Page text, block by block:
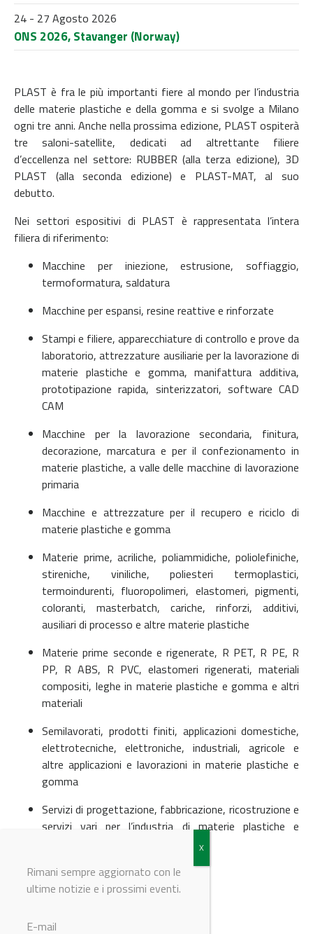
24 - 27 Agosto 2026
ONS 2026, Stavanger (Norway)
PLAST è fra le più importanti fiere al mondo per l’industria
delle materie plastiche e della gomma e si svolge a Milano
ogni tre anni. Anche nella prossima edizione, PLAST ospiterà
tre saloni-satellite, dedicati ad altrettante filiere
d’eccellenza nel settore: RUBBER (alla terza edizione), 3D
PLAST (alla seconda edizione) e PLAST-MAT, al suo
debutto.
Nei settori espositivi di PLAST è rappresentata l’intera
filiera di riferimento:
Macchine per iniezione, estrusione, soffiaggio,
termoformatura, saldatura
Macchine per espansi, resine reattive e rinforzate
Stampi e filiere, apparecchiature di controllo e prove da
laboratorio, attrezzature ausiliarie per la lavorazione di
materie plastiche e gomma, manifattura additiva,
prototipazione rapida, sinterizzatori, software CAD
CAM
Macchine per la lavorazione secondaria, finitura,
decorazione, marcatura e per il confezionamento in
materie plastiche, a valle delle macchine di lavorazione
primaria
Macchine e attrezzature per il recupero e riciclo di
materie plastiche e gomma
Materie prime, acriliche, poliammidiche, poliolefiniche,
stireniche, viniliche, poliesteri termoplastici,
termoindurenti, fluoropolimeri, elastomeri, pigmenti,
coloranti, masterbatch, cariche, rinforzi, additivi,
ausiliari di processo e altre materie plastiche
Materie prime seconde e rigenerate, R PET, R PE, R
PP, R ABS, R PVC, elastomeri rigenerati, materiali
compositi, leghe in materie plastiche e gomma e altri
materiali
Semilavorati, prodotti finiti, applicazioni domestiche,
elettrotecniche, elettroniche, industriali, agricole e
altre applicazioni e lavorazioni in materie plastiche e
gomma
Servizi di progettazione, fabbricazione, ricostruzione e
servizi vari per l’industria di materie plastiche e
© Riproduzione riservata
Rimani sempre aggiornato con le
ultime notizie e i prossimi eventi.
E-mail